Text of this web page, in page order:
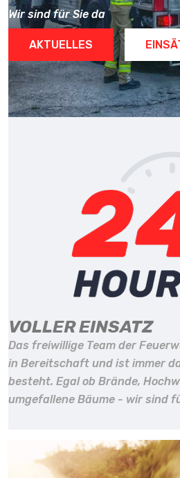
Wir sind für Sie da
AKTUELLES
VOLLER EINSATZ
Das freiwillige Team der
in Bereitschaft und ist immer
besteht. Egal ob Brände,
umgefallene Bäume - wir sind